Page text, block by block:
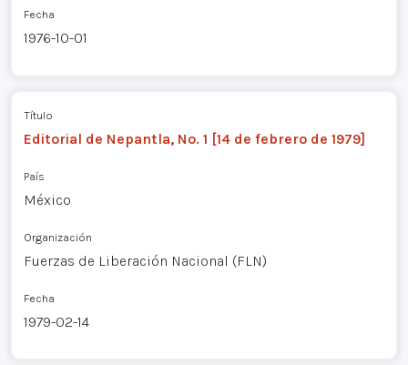
Fecha
1976-10-01
Título
Editorial de Nepantla, No. 1 [14 de febrero de 1979]
País
México
Organización
Fuerzas de Liberación Nacional (FLN)
Fecha
1979-02-14